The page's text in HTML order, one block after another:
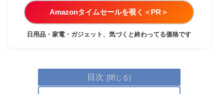
Amazonタイムセールを覗く＜PR＞
日用品・家電・ガジェット、気づくと終わってる価格です
目次